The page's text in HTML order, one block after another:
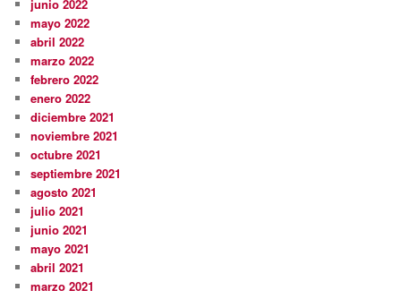
junio 2022
mayo 2022
abril 2022
marzo 2022
febrero 2022
enero 2022
diciembre 2021
noviembre 2021
octubre 2021
septiembre 2021
agosto 2021
julio 2021
junio 2021
mayo 2021
abril 2021
marzo 2021